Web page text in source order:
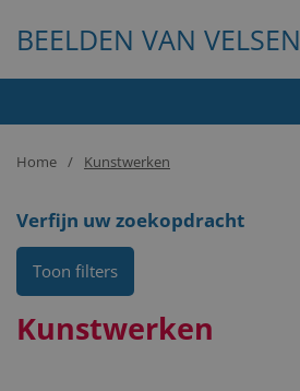
BEELDEN VAN VELSEN
Home Kunstwerken
Kunstwerken
Verfijn uw zoekopdracht
Toon filters